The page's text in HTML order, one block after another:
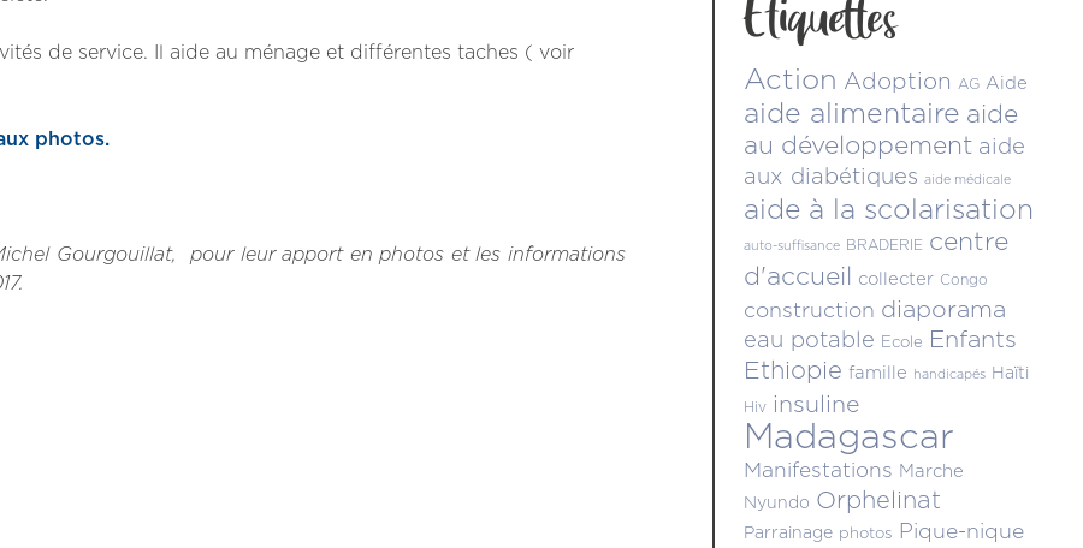
de service. Il aide au ménage et différentes taches ( voir
photos.
Gourgouillat, pour leur apport en photos et les informations
Action Adoption AG Aide
aide alimentaire aide
au développement aide
aux diabétiques aide médicale
aide à la scolarisation
auto-suffisance BRADERIE centre
d'accueil collecter Congo
construction diaporama
eau potable Ecole Enfants
Ethiopie famille handicapés Haïti
Hiv insuline
Madagascar
Manifestations Marche
Nyundo Orphelinat
Parrainage photos Pique-nique